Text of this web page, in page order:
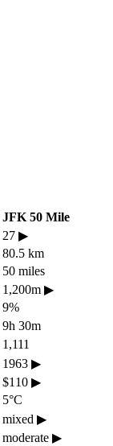
JFK 50 Mile
27 ▶
80.5 km
50 miles
1,200m ▶
9%
9h 30m
1,111
1963 ▶
$110 ▶
5°C
mixed ▶
moderate ▶